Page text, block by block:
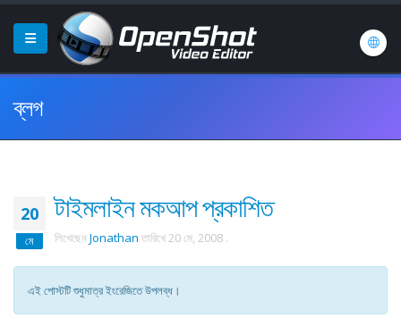
ব্লগ
20
মে
টাইমলাইন মকআপ প্রকাশিত
লিখেছেন Jonathan তারিখে20 মে, 2008 .
এই পোস্টটি শুধুমাত্র ইংরেজিতে উপলব্ধ।